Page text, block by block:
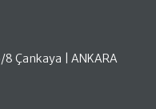
8 Çankaya | ANKARA